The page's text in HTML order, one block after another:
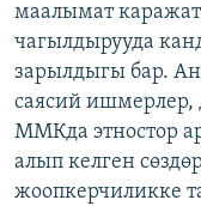
маалымат
чагылдырууда
зарылдыгы бар.
саясий ишмерлер,
ММКда этностор
алып келген
жоопкерчиликке